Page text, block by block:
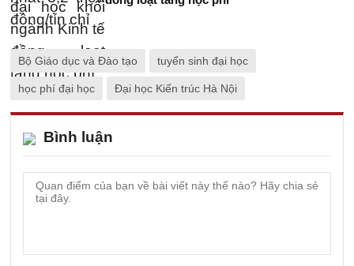
Bộ Giáo dục và Đào tạo tuyển sinh đại học
học phí đại học Đại học Kiến trúc Hà Nội
Bình luận